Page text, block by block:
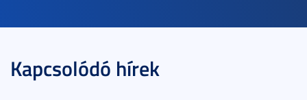
Kapcsolódó hírek